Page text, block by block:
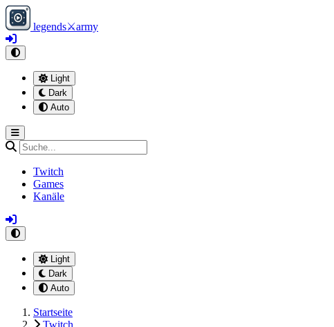
legends⚔army
Light
Dark
Auto
Twitch
Games
Kanäle
Light
Dark
Auto
Startseite
Twitch